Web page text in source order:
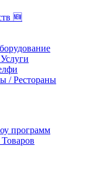
🆕
/ Рестораны
программ